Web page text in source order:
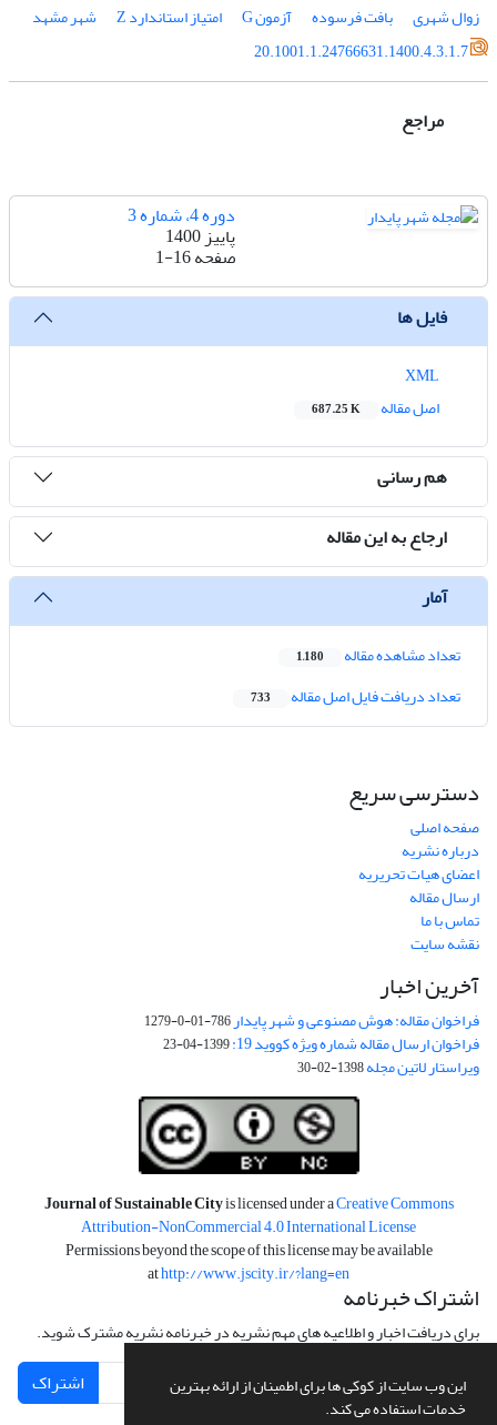
این وب سایت از کوکی ها برای اطمینان از ارائه بهترین
خدمات استفاده می کند.
زوال شهری
بافت فرسوده آزمون G امتیاز استاندارد Z
شهر مشهد
20.1001.1.24766631.1400.4.3.1.7
مراجع
دوره 4، شماره 3
پاییز 1400
صفحه1-16
فایل ها
اصل مقاله
687.25 K
هم رسانی
ارجاع به این مقاله
آمار
تعداد مشاهده مقاله 1,180
تعداد دریافت فایل اصل مقاله 733
دسترسی سریع
صفحه اصلی
درباره نشریه
اعضای هیات تحریریه
ارسال مقاله
تماس با ما
نقشه سایت
آخرین اخبار
فراخوان مقاله: هوش مصنوعی و شهر پایدار786-01-0-1279
فراخوان ارسال مقاله شماره ویژه کووید 19: 1399-04-23
ویراستار لاتین مجله1398-02-30
Journal of Sustainable Cityis licensed under aCreative Commons
Attribution-NonCommercial 4.0 International License
Permissions beyond the scope of this license may be available
athttp://www.jscity.ir/?lang=en
اشتراک خبرنامه
برای دریافت اخبار و اطلاعیه های مهم نشریه در خبرنامه نشریه مشترک شوید.
اشتراک